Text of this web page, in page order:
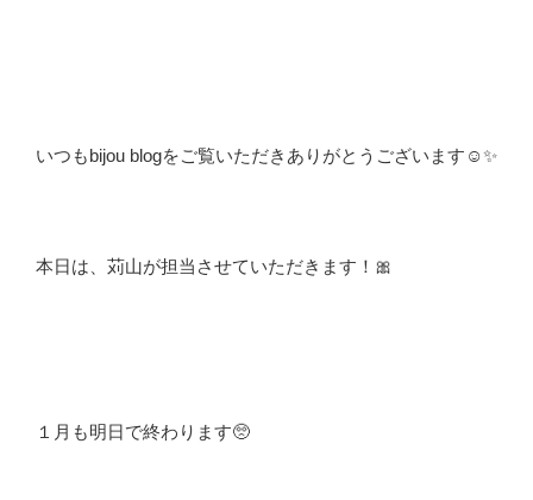
いつもbijou blogをご覧いただきありがとうございます☺️✨
本日は、苅山が担当させていただきます！🎀
１月も明日で終わります🥺